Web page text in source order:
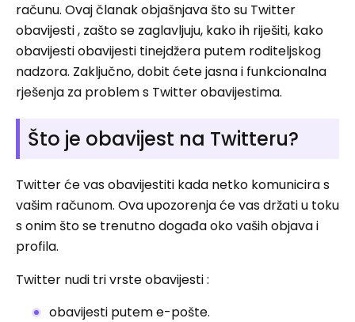
računu. Ovaj članak objašnjava što su Twitter
obavijesti , zašto se zaglavljuju, kako ih riješiti, kako
obavijesti obavijesti tinejdžera putem roditeljskog
nadzora. Zaključno, dobit ćete jasna i funkcionalna
rješenja za problem s Twitter obavijestima.
Što je obavijest na Twitteru?
Twitter će vas obavijestiti kada netko komunicira s
vašim računom. Ova upozorenja će vas držati u toku
s onim što se trenutno događa oko vaših objava i
profila.
Twitter nudi tri vrste obavijesti :
obavijesti putem e-pošte.